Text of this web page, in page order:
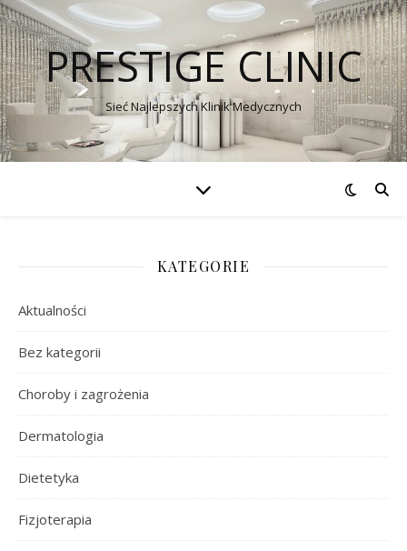
PRESTIGE CLINIC
Sieć Najlepszych Klinik Medycznych
KATEGORIE
Aktualności
Bez kategorii
Choroby i zagrożenia
Dermatologia
Dietetyka
Fizjoterapia